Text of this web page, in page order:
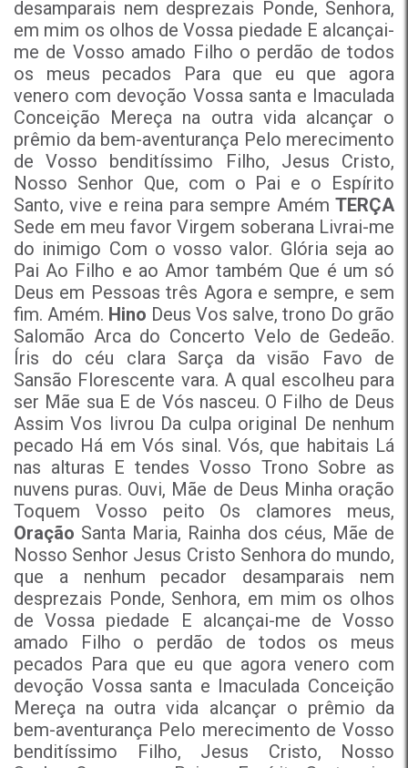
desamparais nem desprezais Ponde, Senhora,
em mim os olhos de Vossa piedade E alcançai-
me de Vosso amado Filho o perdão de todos
os meus pecados Para que eu que agora
venero com devoção Vossa santa e Imaculada
Conceição Mereça na outra vida alcançar o
prêmio da bem-aventurança Pelo merecimento
de Vosso benditíssimo Filho, Jesus Cristo,
Nosso Senhor Que, com o Pai e o Espírito
Santo, vive e reina para sempre Amém TERÇA
Sede em meu favor Virgem soberana Livrai-me
do inimigo Com o vosso valor. Glória seja ao
Pai Ao Filho e ao Amor também Que é um só
Deus em Pessoas três Agora e sempre, e sem
fim. Amém. Hino Deus Vos salve, trono Do grão
Salomão Arca do Concerto Velo de Gedeão.
Íris do céu clara Sarça da visão Favo de
Sansão Florescente vara. A qual escolheu para
ser Mãe sua E de Vós nasceu. O Filho de Deus
Assim Vos livrou Da culpa original De nenhum
pecado Há em Vós sinal. Vós, que habitais Lá
nas alturas E tendes Vosso Trono Sobre as
nuvens puras. Ouvi, Mãe de Deus Minha oração
Toquem Vosso peito Os clamores meus,
Oração Santa Maria, Rainha dos céus, Mãe de
Nosso Senhor Jesus Cristo Senhora do mundo,
que a nenhum pecador desamparais nem
desprezais Ponde, Senhora, em mim os olhos
de Vossa piedade E alcançai-me de Vosso
amado Filho o perdão de todos os meus
pecados Para que eu que agora venero com
devoção Vossa santa e Imaculada Conceição
Mereça na outra vida alcançar o prêmio da
bem-aventurança Pelo merecimento de Vosso
benditíssimo Filho, Jesus Cristo, Nosso